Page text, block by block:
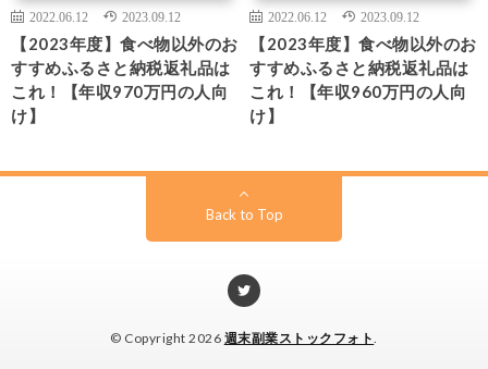
2022.06.12 2023.09.12
【2023年度】食べ物以外のお
すすめふるさと納税返礼品は
これ！【年収970万円の人向
け】
2022.06.12 2023.09.12
【2023年度】食べ物以外のお
すすめふるさと納税返礼品は
これ！【年収960万円の人向
け】
Back to Top
© Copyright 2026 週末副業ストックフォト.